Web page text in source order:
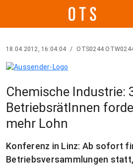
18.04.2012, 16:04:04 / OTS0244
Chemische Industrie:
BetriebsrätInnen
mehr Lohn
Konferenz in Linz: Ab sofort
Betriebsversammlungen